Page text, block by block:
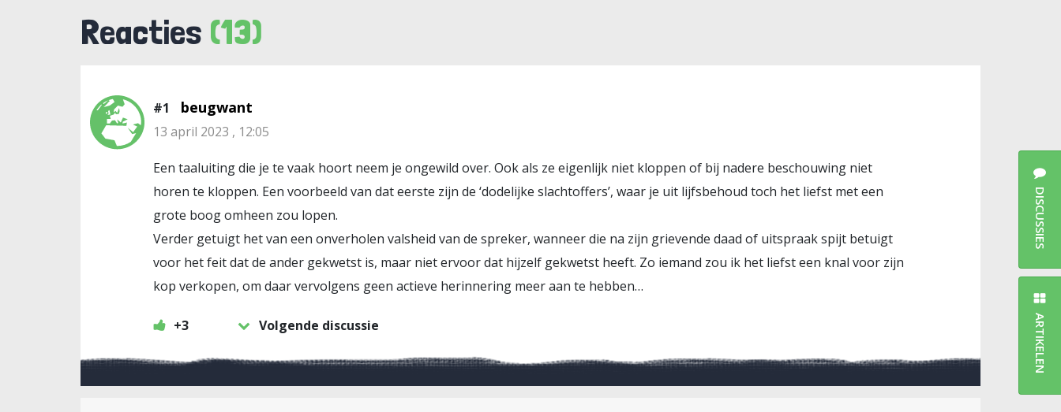
Reacties (13)
#1 beugwant
13 april 2023 , 12:05
Een taaluiting die je te vaak hoort neem je ongewild over. Ook als ze eigenlijk niet kloppen of bij nadere beschouwing niet
horen te kloppen. Een voorbeeld van dat eerste zijn de ‘dodelijke slachtoffers’, waar je uit lijfsbehoud toch het liefst met een
grote boog omheen zou lopen.
Verder getuigt het van een onverholen valsheid van de spreker, wanneer die na zijn grievende daad of uitspraak spijt betuigt
voor het feit dat de ander gekwetst is, maar niet ervoor dat hijzelf gekwetst heeft. Zo iemand zou ik het liefst een knal voor zijn
kop verkopen, om daar vervolgens geen actieve herinnering meer aan te hebben…
+3 Volgende discussie
DISCUSSIES
ARTIKELEN